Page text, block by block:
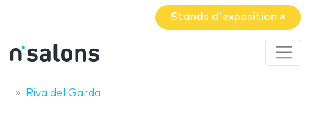
Stands d'exposition »
Riva del Garda